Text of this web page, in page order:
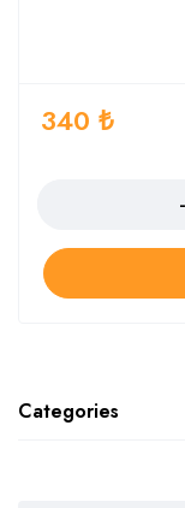
Categories
340 ₺